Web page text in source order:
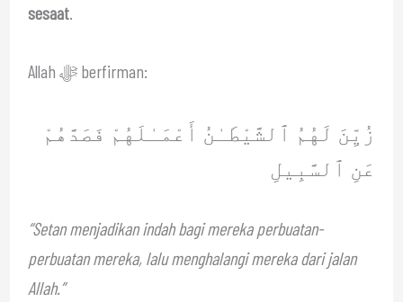
sesaat.
Allah ﷻ berfirman:
زُيِّنَ لَهُمُ ٱلشَّيْطَـٰنُ أَعْمَـٰلَهُمْ فَصَدَّهُمْ
عَنِ ٱلسَّبِيلِ
“Setan menjadikan indah bagi mereka perbuatan-
perbuatan mereka, lalu menghalangi mereka dari jalan
Allah.”